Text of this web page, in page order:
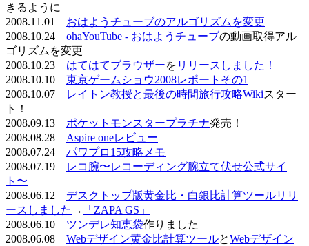
きるように
2008.11.01 おはようチューブのアルゴリズムを変更
2008.10.24 ohaYouTube - おはようチューブの動画取得アル
ゴリズムを変更
2008.10.23 はてはてブラウザーを リリースしました！
2008.10.10 東京ゲームショウ2008レポートその1
2008.10.07
レイトン教授と最後の時間旅行攻略Wikiスター
ト！
2008.09.13 ポケットモンスタープラチナ発売！
2008.08.28 Aspire oneレビュー
2008.07.24 パワプロ15攻略メモ
2008.07.19
レコ腕〜レコーディング腕立て伏せ公式サイ
ト〜
2008.06.12 デスクトップ版黄金比・白銀比計算ツールリリ
ースしました →
「ZAPA GS」
2008.06.10 ツンデレ知恵袋作りました
2008.06.08 Webデザイン黄金比計算ツールとWebデザイン